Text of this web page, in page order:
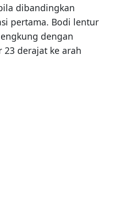
dibandingkan
pertama. Bodi lentur
dengan
23 derajat ke arah